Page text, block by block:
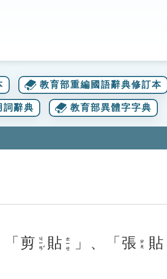
教育部重編國語辭典修訂本
詞辭典 教育部異體字字典
剪 ㄐㄧㄢˇ 貼 ㄊㄧㄝ 」、「 張 ㄓㄤ 貼